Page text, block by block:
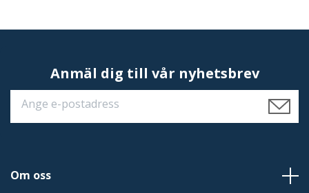
Anmäl dig till vår nyhetsbrev
Om oss